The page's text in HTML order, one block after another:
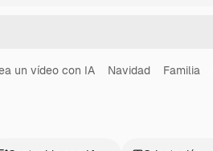
un vídeo con IA Navidad Familia